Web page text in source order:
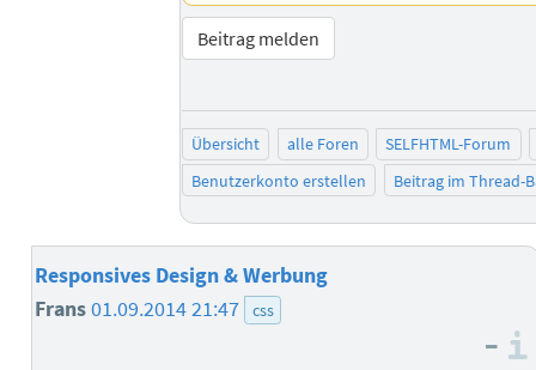
Beitrag melden
Übersicht alle Foren
SELFHTML-Forum
Benutzerkonto erstellen
Beitrag im Thread-
Responsives Design & Werbung
Frans01.09.2014 21:47 css
–